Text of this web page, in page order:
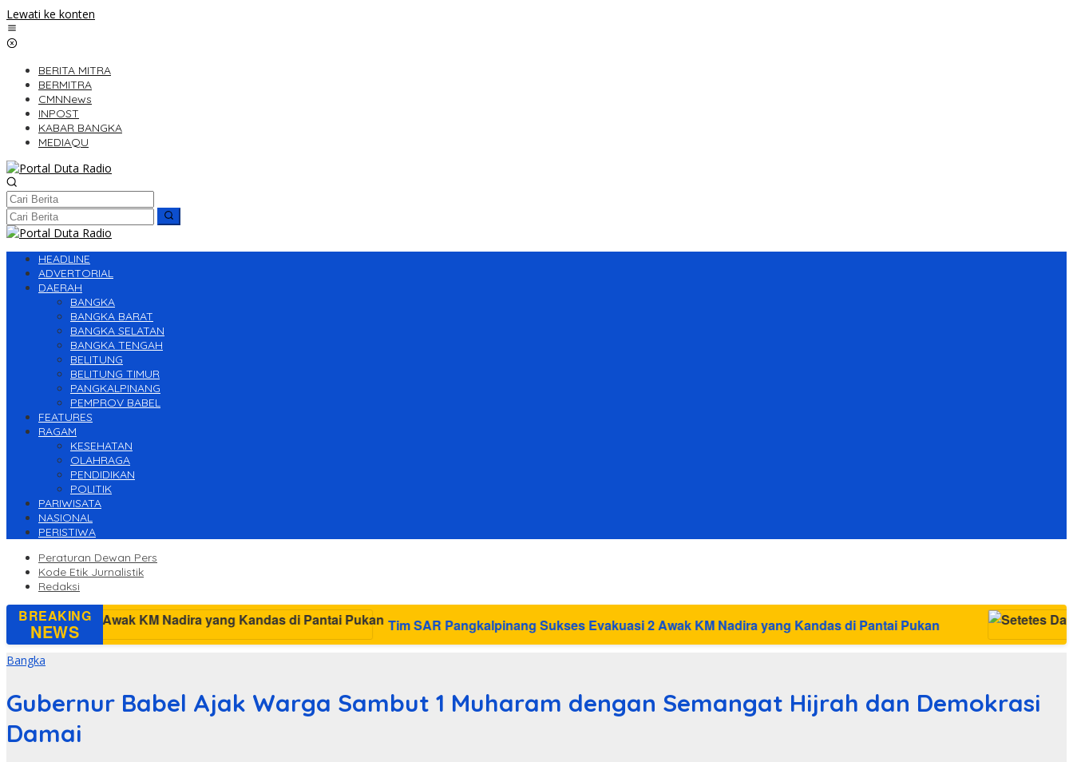
Lewati ke konten
BERITA MITRA
BERMITRA
CMNNews
INPOST
KABAR BANGKA
MEDIAQU
HEADLINE
ADVERTORIAL
DAERAH
BANGKA
BANGKA BARAT
BANGKA SELATAN
BANGKA TENGAH
BELITUNG
BELITUNG TIMUR
PANGKALPINANG
PEMPROV BABEL
FEATURES
RAGAM
KESEHATAN
OLAHRAGA
PENDIDIKAN
POLITIK
PARIWISATA
NASIONAL
PERISTIWA
Peraturan Dewan Pers
Kode Etik Jurnalistik
Redaksi
BREAKING
NEWS Tim SAR Pangkalpinang Sukses Evakuasi 2 Awak KM Nadira yang Kandas di Pantai Pukan
Bangka
Gubernur Babel Ajak Warga Sambut 1 Muharam dengan Semangat Hijrah dan Demokrasi
Damai